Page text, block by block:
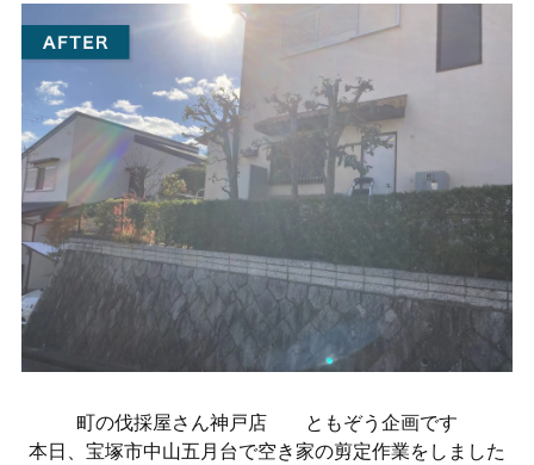
町の伐採屋さん神戸店 ともぞう企画です
本日、宝塚市中山五月台で空き家の剪定作業をしました